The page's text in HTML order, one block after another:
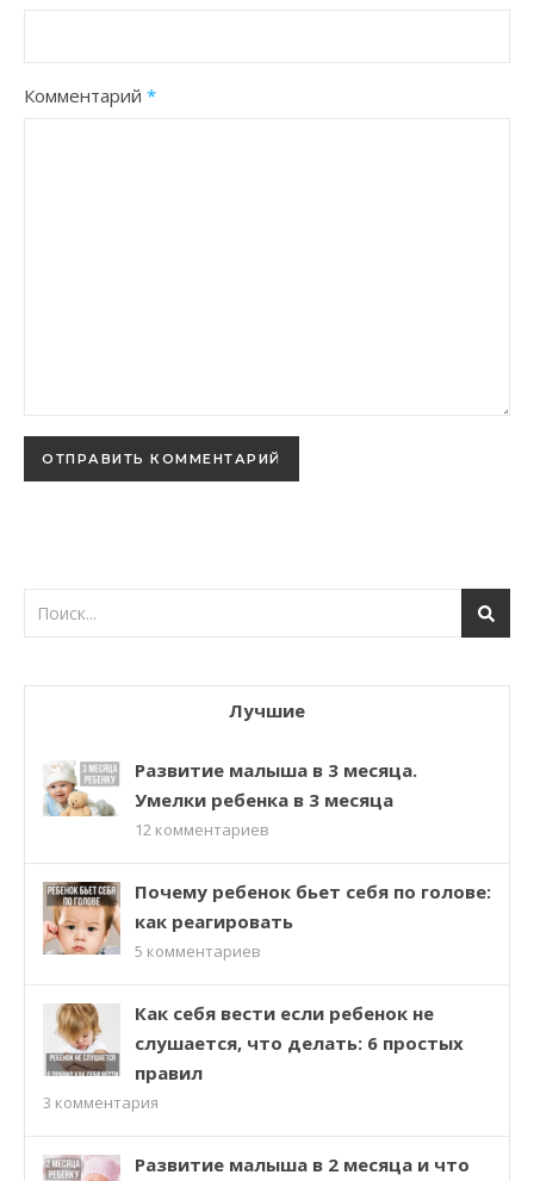
Комментарий *
Лучшие
Развитие малыша в 3 месяца.
Умелки ребенка в 3 месяца
12 комментариев
Почему ребенок бьет себя по голове:
как реагировать
5 комментариев
Как себя вести если ребенок не
слушается, что делать: 6 простых
правил
3 комментария
Развитие малыша в 2 месяца и что